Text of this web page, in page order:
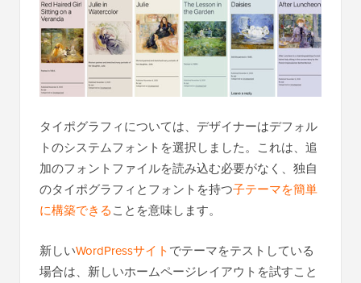
タイポグラフィについては、デザイナーはデフォル
トのシステムフォントを選択しました。これは、追
加のフォントファイルを読み込む必要がなく、独自
のタイポグラフィとフォントを持つ子テーマを簡単
に構築できることを意味します。
新しいWordPressサイトでテーマをテストしている
場合は、新しいホームページレイアウトを試すこと